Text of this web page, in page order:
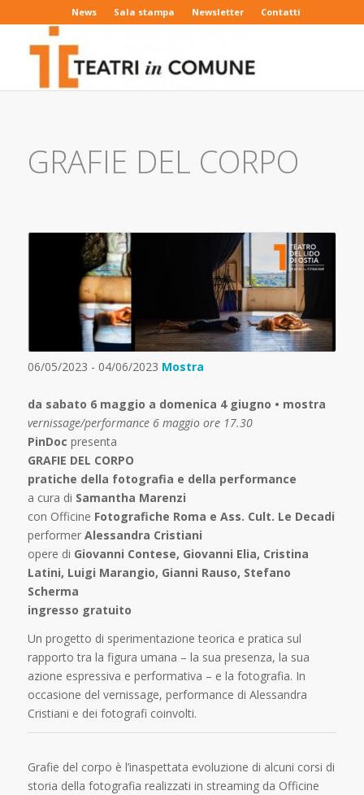
News Sala stampa Newsletter Contatti
GRAFIE DEL CORPO
06/05/2023 - 04/06/2023 Mostra
da sabato 6 maggio a domenica 4 giugno • mostra
vernissage/performance 6 maggio ore 17.30
PinDoc presenta
GRAFIE DEL CORPO
pratiche della fotografia e della performance
a cura di Samantha Marenzi
con Officine Fotografiche Roma e Ass. Cult. Le Decadi
performer Alessandra Cristiani
opere di Giovanni Contese, Giovanni Elia, Cristina
Latini, Luigi Marangio, Gianni Rauso, Stefano
Scherma
ingresso gratuito
Un progetto di sperimentazione teorica e pratica sul
rapporto tra la figura umana – la sua presenza, la sua
azione espressiva e performativa – e la fotografia. In
occasione del vernissage, performance di Alessandra
Cristiani e dei fotografi coinvolti.
Grafie del corpo è l’inaspettata evoluzione di alcuni corsi di
storia della fotografia realizzati in streaming da Officine